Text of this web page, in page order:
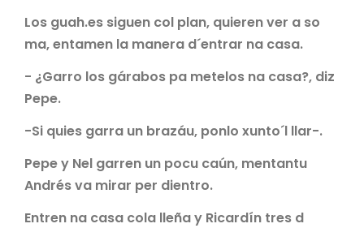
Los guah.es siguen col plan, quieren ver a so
ma, entamen la manera d´entrar na casa.
- ¿Garro los gárabos pa metelos na casa?, diz
Pepe.
-Si quies garra un brazáu, ponlo xunto´l llar-.
Pepe y Nel garren un pocu caún, mentantu
Andrés va mirar per dientro.
Entren na casa cola lleña y Ricardín tres d